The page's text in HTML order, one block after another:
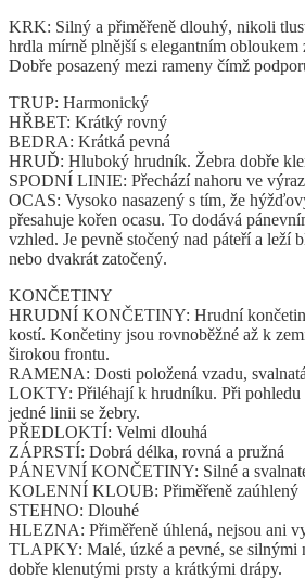
KRK: Silný a přiměřeně dlouhý, nikoli
hrdla mírně plnější s elegantním
Dobře posazený mezi rameny čímž
TRUP: Harmonický
HŘBET: Krátký rovný
BEDRA: Krátká pevná
HRUĎ: Hluboký hrudník. Žebra dobře
SPODNÍ LINIE: Přechází nahoru ve
OCAS: Vysoko nasazený s tím, že
přesahuje kořen ocasu. To dodává
vzhled. Je pevně stočený nad páteří a leží
nebo dvakrát zatočený.
KONČETINY
HRUDNÍ KONČETINY: Hrudní
kostí. Končetiny jsou rovnoběžné až k
širokou frontu.
RAMENA: Dosti položená vzadu,
LOKTY: Přiléhají k hrudníku. Při pohledu
jedné linii se žebry.
PŘEDLOKTÍ: Velmi dlouhá
ZÁPRSTÍ: Dobrá délka, rovná a pružná
PÁNEVNÍ KONČETINY: Silné a
KOLENNÍ KLOUB: Přiměřeně zaúhlený
STEHNO: Dlouhé
HLEZNA: Přiměřeně úhlená, nejsou ani
TLAPKY: Malé, úzké a pevné, se silnými
dobře klenutými prsty a krátkými drápy.